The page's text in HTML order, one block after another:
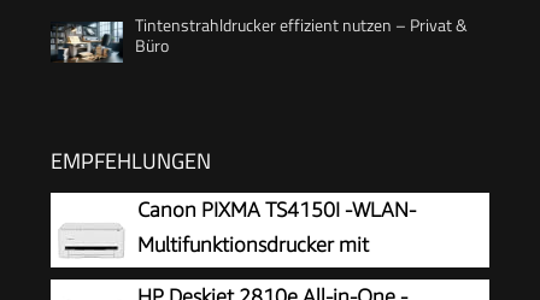
Tintenstrahldrucker effizient nutzen – Privat &
Büro
EMPFEHLUNGEN
Canon PIXMA TS4150I -WLAN-
Multifunktionsdrucker mit
Papierkassette und Frontbedienung &